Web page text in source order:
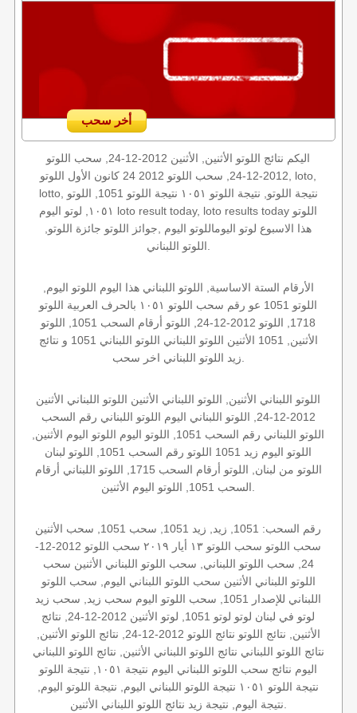
أخر سحب
اليكم نتائج اللوتو الأثنين, الأثنين 2012-12-24, سحب اللوتو
2012-12-24, سحب اللوتو 2012 24 كانون الأول اللوتو, loto,
lotto, نتيجة اللوتو, نتيجة اللوتو ١٠٥١ نتيجة اللوتو 1051, اللوتو
١٠٥١, لوتو اليوم loto result today, loto results today اللوتو
هذا الاسبوع لوتو اليوماللوتو اليوم ,جوائز اللوتو جائزة اللوتو,
الأرقام الستة الاساسية, اللوتو اللبناني هذا اليوم اللوتو اليوم,
اللوتو 1051 عو رقم سحب اللوتو ١٠٥١ بالحرف العربية اللوتو
1718, اللوتو 2012-12-24, اللوتو أرقام السحب 1051, اللوتو
الأثنين, 1051 الأثنين اللوتو اللبناني اللوتو اللبناني 1051 و نتائج
اللوتو اللبناني الأثنين, اللوتو اللبناني الأثنين اللوتو اللبناني الأثنين
2012-12-24, اللوتو اللبناني اليوم اللوتو اللبناني رقم السحب
اللوتو اللبناني رقم السحب 1051, اللوتو اليوم اللوتو اليوم الأثنين,
اللوتو اليوم زيد 1051 اللوتو رقم السحب 1051, اللوتو لبنان
اللوتو من لبنان, اللوتو أرقام السحب 1715, اللوتو اللبناني أرقام
رقم السحب: 1051, زيد, زيد 1051, سحب 1051, سحب الأثنين
سحب اللوتو سحب اللوتو ١٣ أيار ٢٠١٩ سحب اللوتو 2012-12-
24, سحب اللوتو اللبناني, سحب اللوتو اللبناني الأثنين سحب
اللوتو اللبناني الأثنين سحب اللوتو اللبناني اليوم, سحب اللوتو
اللبناني للإصدار 1051, سحب اللوتو اليوم سحب زيد, سحب زيد
لوتو في لبنان لوتو لوتو 1051, لوتو الأثنين 2012-12-24, نتائج
الأثنين, نتائج اللوتو نتائج اللوتو 2012-12-24, نتائج اللوتو الأثنين,
نتائج اللوتو اللبناني نتائج اللوتو اللبناني الأثنين, نتائج اللوتو اللبناني
اليوم نتائج سحب اللوتو اللبناني اليوم نتيجة ١٠٥١, نتيجة اللوتو
نتيجة اللوتو ١٠٥١ نتيجة اللوتو اللبناني اليوم, نتيجة اللوتو اليوم,